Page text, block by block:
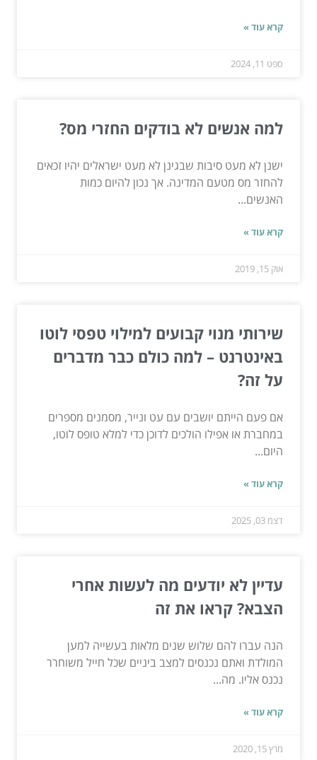
קרא עוד »
ספט 11, 2024
למה אנשים לא בודקים החזרי מס?
ישנן לא מעט סיבות שבגינן לא מעט ישראלים יהיו זכאים
להחזר מס מטעם המדינה. אך נכון להיום כמות
האנשים...
קרא עוד »
אוק 15, 2019
שירותי מנוי קבועים למילוי טפסי לוטו
באינטרנט – למה כולם כבר מדברים
על זה?
אם פעם הייתם יושבים עם עט ונייר, מסמנים מספרים
במחברת או אפילו הולכים לדוכן כדי למלא טופס לוטו,
היום...
קרא עוד »
דצמ 03, 2025
עדיין לא יודעים מה לעשות אחרי
הצבא? קראו את זה
הנה עברו להם שלוש שנים מלאות בעשייה למען
המולדת ואתם נכנסים למצב ביניים שכל חייל משוחרר
נכנס אליו. מה...
קרא עוד »
מרץ 15, 2020